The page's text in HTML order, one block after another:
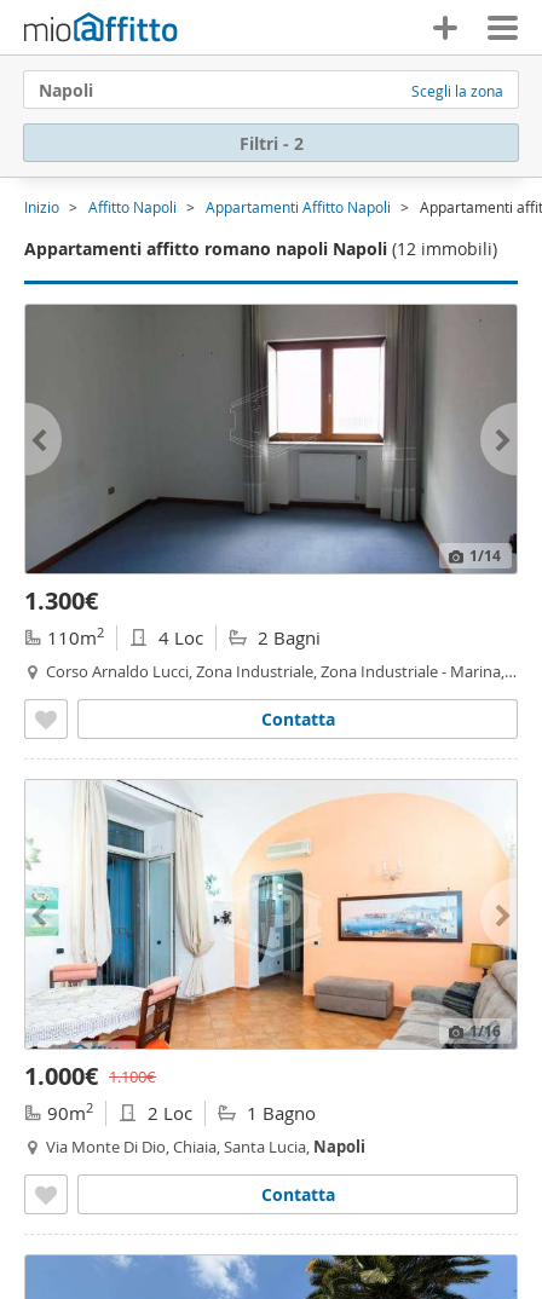
Napoli Scegli la zona
Filtri - 2
Inizio Affitto Napoli Appartamenti Affitto Napoli Appartamenti
Appartamenti affitto romano napoli Napoli (12 immobili)
1/14
1.300€
110m2 4 Loc 2 Bagni
Corso Arnaldo Lucci, Zona Industriale, Zona Industriale - Marina,
Contatta
1/16
1.000€ 1.100€
90m2 2 Loc 1 Bagno
Via Monte Di Dio, Chiaia, Santa Lucia, Napoli
Contatta